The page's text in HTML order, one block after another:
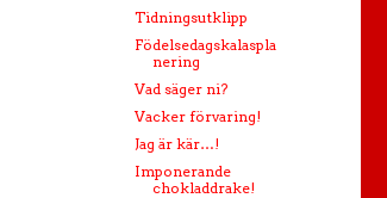
Tidningsutklipp
Födelsedagskalaspla
nering
Vad säger ni?
Vacker förvaring!
Jag är kär…!
Imponerande
chokladdrake!